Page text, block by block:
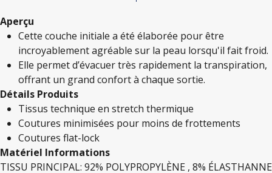
Aperçu
Cette couche initiale a été élaborée pour être
incroyablement agréable sur la peau lorsqu'il fait froid.
Elle permet d’évacuer très rapidement la transpiration,
offrant un grand confort à chaque sortie.
Détails Produits
Tissus technique en stretch thermique
Coutures minimisées pour moins de frottements
Coutures flat-lock
Matériel Informations
TISSU PRINCIPAL: 92% POLYPROPYLÈNE , 8% ÉLASTHANNE